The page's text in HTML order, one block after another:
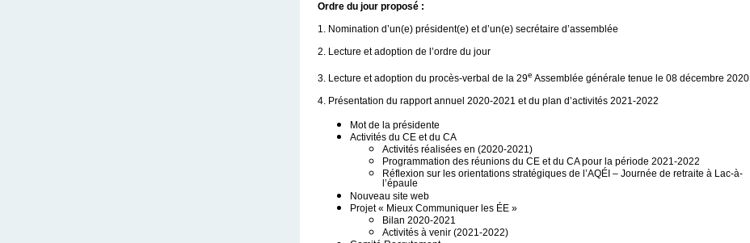
Ordre du jour proposé :
1. Nomination d’un(e) président(e) et d’un(e) secrétaire d’assemblée
2. Lecture et adoption de l’ordre du jour
3. Lecture et adoption du procès-verbal de la 29e Assemblée générale tenue le 08 décembre 2020
4. Présentation du rapport annuel 2020-2021 et du plan d’activités 2021-2022
Mot de la présidente
Activités du CE et du CA
Activités réalisées en (2020-2021)
Programmation des réunions du CE et du CA pour la période 2021-2022
Réflexion sur les orientations stratégiques de l’AQÉI – Journée de retraite à Lac-à-
l’épaule
Nouveau site web
Projet « Mieux Communiquer les ÉE »
Bilan 2020-2021
Activités à venir (2021-2022)